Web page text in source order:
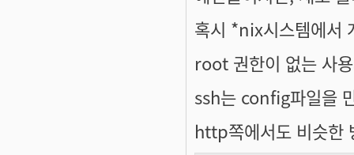
혹시 *nix시스템에서
root 권한이 없는 사
ssh는 config파일을
http쪽에서도 비슷한